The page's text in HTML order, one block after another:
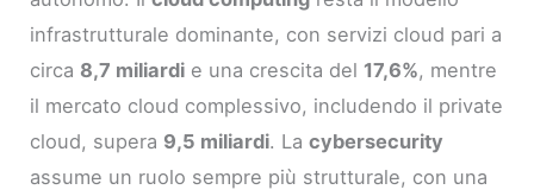
infrastrutturale dominante, con servizi cloud pari a
circa 8,7 miliardi e una crescita del 17,6%, mentre
il mercato cloud complessivo, includendo il private
cloud, supera 9,5 miliardi. Lacybersecurity
assume un ruolo sempre più strutturale, con una